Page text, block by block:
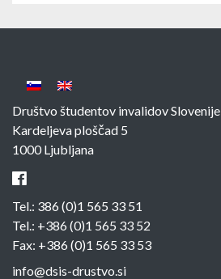
Društvo študentov invalidov Slovenije
Kardeljeva ploščad 5
1000 Ljubljana
Tel.: 386 (0)1 565 33 51
Tel.: +386 (0)1 565 33 52
Fax: +386 (0)1 565 33 53
info@dsis-drustvo.si